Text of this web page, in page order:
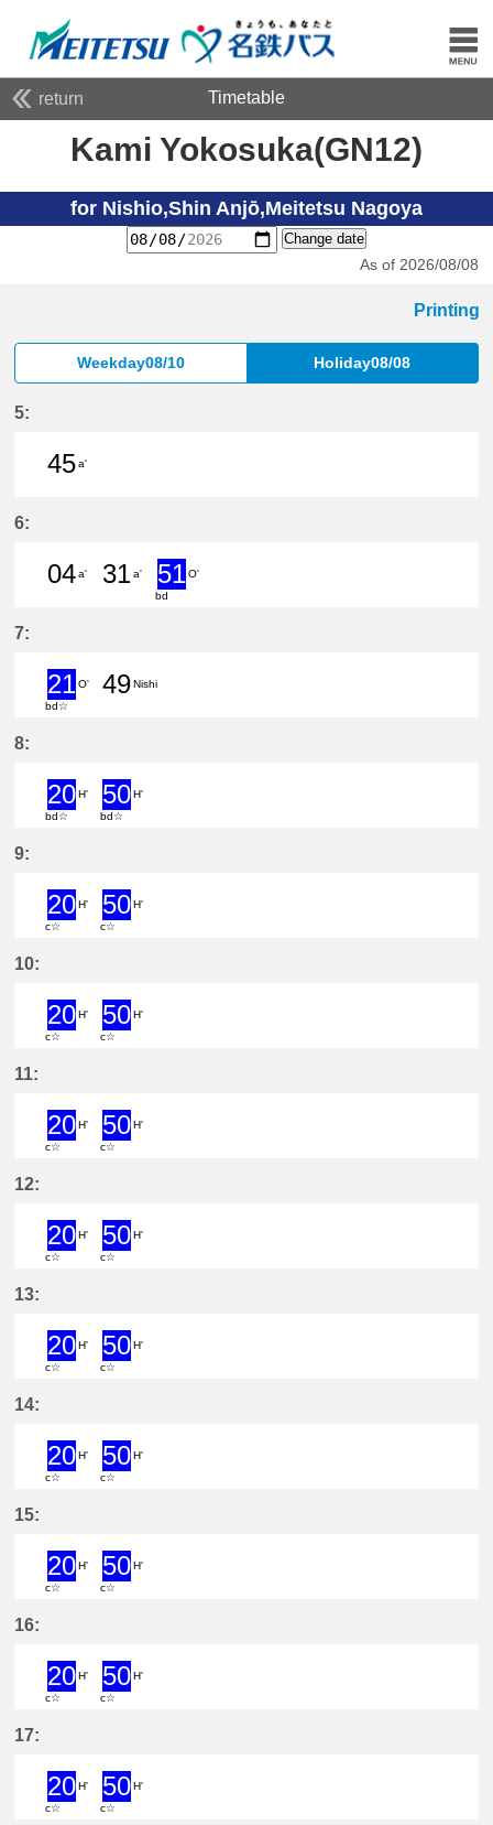
return Timetable
Kami Yokosuka(GN12)
for Nishio,Shin Anjō,Meitetsu Nagoya
Change date
As of 2026/08/08
Printing
Weekday08/10 Holiday08/08
5:
45a'
6:
04
4分はつ LocalShin Anjō(NH17)いき
a'
31a'
51O'
bd
7:
21O'
bd☆
49Nishi
8:
20H'
bd☆
50H'
bd☆
9:
20H'
c☆
50H'
c☆
10:
20H'
c☆
50H'
c☆
11:
20H'
c☆
50H'
c☆
12:
20H'
c☆
50H'
c☆
13:
20H'
c☆
50H'
c☆
14:
20H'
c☆
50H'
c☆
15:
20H'
c☆
50H'
c☆
16:
20H'
c☆
50H'
c☆
17:
20H'
c☆
50H'
c☆